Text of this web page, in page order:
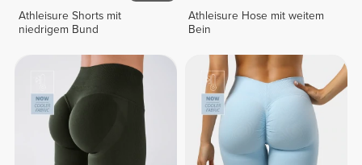
Athleisure Shorts mit
niedrigem Bund
Athleisure Hose mit weitem
Bein